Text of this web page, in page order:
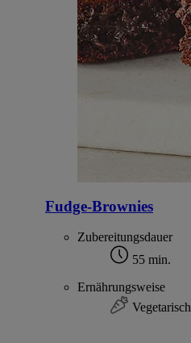
Fudge-Brownies
Zubereitungsdauer
55 min.
Ernährungsweise
Vegetarisch